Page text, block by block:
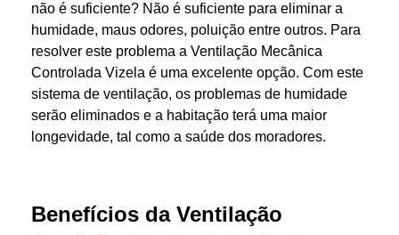
não é suficiente? Não é suficiente para eliminar a
humidade, maus odores, poluição entre outros. Para
resolver este problema a Ventilação Mecânica
Controlada Vizela é uma excelente opção. Com este
sistema de ventilação, os problemas de humidade
serão eliminados e a habitação terá uma maior
longevidade, tal como a saúde dos moradores.
Benefícios da Ventilação